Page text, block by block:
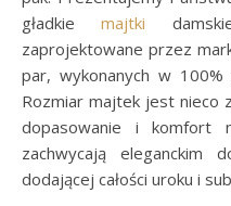
gładkiemajtki
zaprojektowane przez
par, wykonanych w 100%
Rozmiar majtek jest nieco
dopasowanie i komfort
zachwycają eleganckim
dodającej całości uroku i